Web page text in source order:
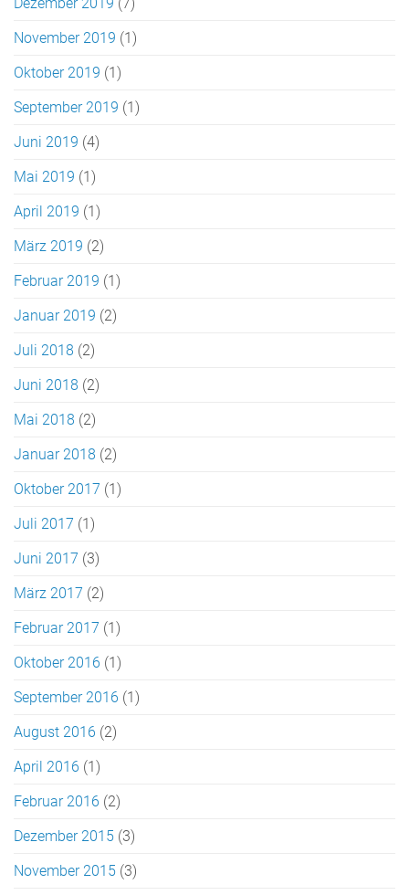
November 2019 (1)
Oktober 2019 (1)
September 2019 (1)
Juni 2019 (4)
Mai 2019 (1)
April 2019 (1)
März 2019 (2)
Februar 2019 (1)
Januar 2019 (2)
Juli 2018 (2)
Juni 2018 (2)
Mai 2018 (2)
Januar 2018 (2)
Oktober 2017 (1)
Juli 2017 (1)
Juni 2017 (3)
März 2017 (2)
Februar 2017 (1)
Oktober 2016 (1)
September 2016 (1)
August 2016 (2)
April 2016 (1)
Februar 2016 (2)
Dezember 2015 (3)
November 2015 (3)